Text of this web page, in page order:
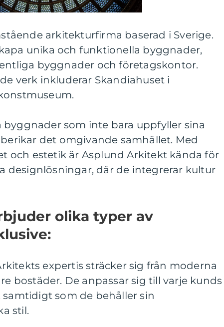
arkitekturfirma baserad i Sverige.
unika och funktionella byggnader,
byggnader och företagskontor.
verk inkluderar Skandiahuset i
byggnader som inte bara uppfyller sina
det omgivande samhället. Med
och estetik är Asplund Arkitekt kända för
designlösningar, där de integrerar kultur
olika typer av
expertis sträcker sig från moderna
bostäder. De anpassar sig till varje kunds
som de behåller sin
stil.